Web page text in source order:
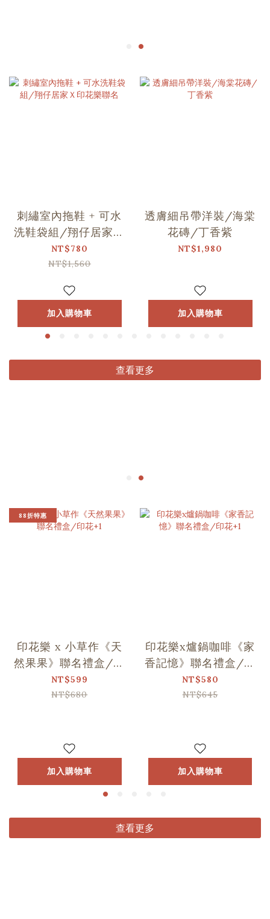
刺繡室內拖鞋 + 可水
洗鞋袋組/翔仔居家Ｘ
印花樂聯名
NT$780
NT$1,560
加入購物車
透膚細吊帶洋裝/海棠
花磚/丁香紫
NT$1,980
加入購物車
查看更多
88折特惠
印花樂 x 小草作《天
然果果》聯名禮盒/印
花+1
NT$599
NT$680
加入購物車
印花樂x爐鍋咖啡《家
香記憶》聯名禮盒/印
花+1
NT$580
NT$645
加入購物車
查看更多